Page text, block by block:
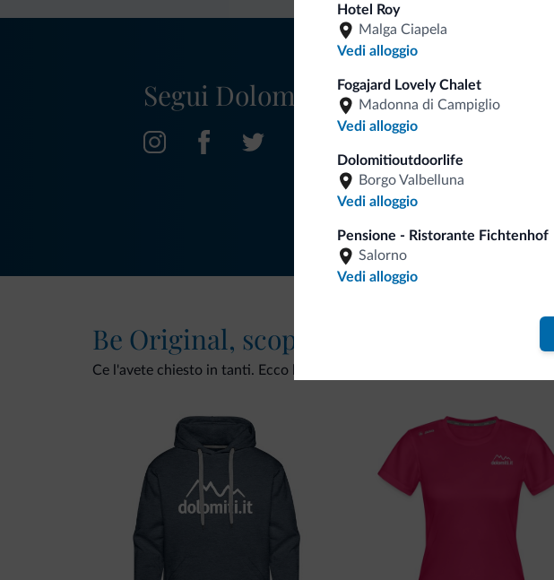
Hotel Roy
Malga Ciapela
Vedi alloggio
Fogajard Lovely Chalet
Madonna di Campiglio
Vedi alloggio
Dolomitioutdoorlife
Borgo Valbelluna
Vedi alloggio
Pensione - Ristorante Fichtenhof
Salorno
Vedi alloggio
Segui Dolomiti.it
Be Original, scopri la nuova collezione
Ce l'avete chiesto in tanti. Ecco la nuova collezione firmata Dolomiti.it!